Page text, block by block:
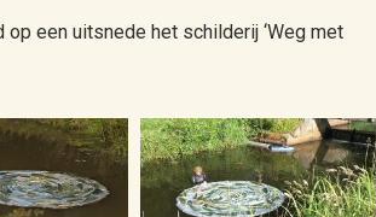
een uitsnede het schilderij ‘Weg met